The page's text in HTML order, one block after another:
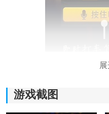
游戏截图